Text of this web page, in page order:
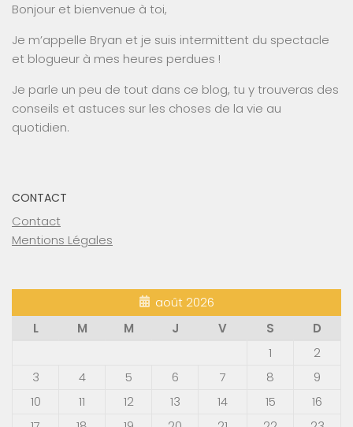
Bonjour et bienvenue à toi,
Je m’appelle Bryan et je suis intermittent du spectacle
et blogueur à mes heures perdues !
Je parle un peu de tout dans ce blog, tu y trouveras des
conseils et astuces sur les choses de la vie au
quotidien.
CONTACT
Contact
Mentions Légales
août 2026
L
M M J V S
D
1
2
3
4 5 6 7 8
9
10
11 12 13 14 15
16